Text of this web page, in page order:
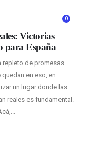
0
Victorias
para España
repleto de promesas
quedan en eso, en
un lugar donde las
reales es fundamental.